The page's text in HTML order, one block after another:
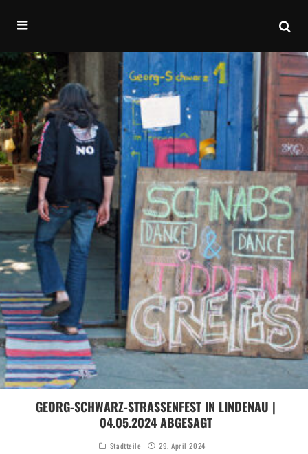
GEORG-SCHWARZ-STRASSENFEST IN LINDENAU | 0
4.05.2024 ABGESAGT
Stadtteile 29. April 2024